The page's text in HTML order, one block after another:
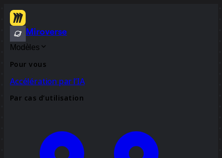
Miroverse
Modèles
Pour vous
Accélération par l’IA
Par cas d’utilisation